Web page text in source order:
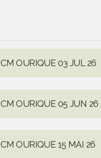
CM OURIQUE 03 JUL 26
CM OURIQUE 05 JUN 26
CM OURIQUE 15 MAI 26